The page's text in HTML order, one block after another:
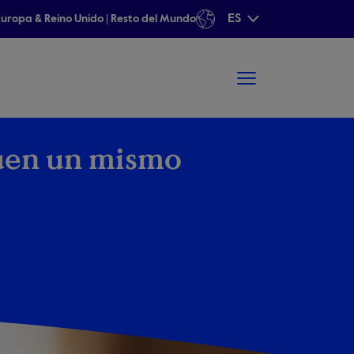
& Reino Unido Resto del Mundo ES
un mismo